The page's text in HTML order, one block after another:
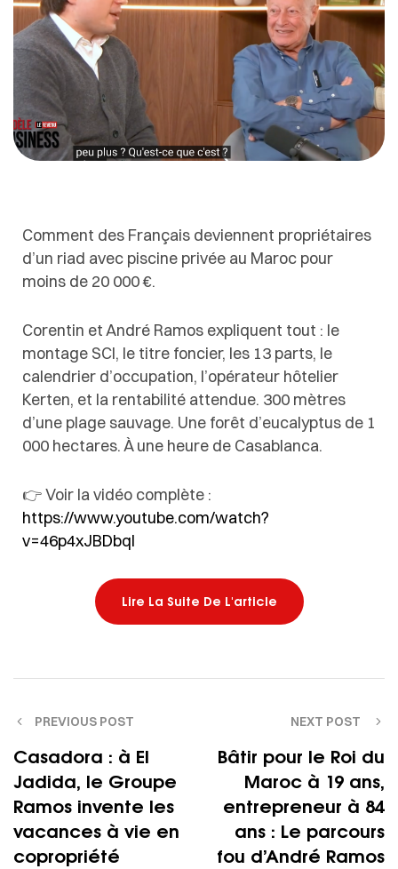
Comment des Français deviennent propriétaires
d’un riad avec piscine privée au Maroc pour
moins de 20 000 €.
Corentin et André Ramos expliquent tout : le
montage SCI, le titre foncier, les 13 parts, le
calendrier d’occupation, l’opérateur hôtelier
Kerten, et la rentabilité attendue. 300 mètres
d’une plage sauvage. Une forêt d’eucalyptus de 1
000 hectares. À une heure de Casablanca.
👉 Voir la vidéo complète :
https://www.youtube.com/watch?
v=46p4xJBDbqI
Lire La Suite De L'article
PREVIOUS POST
Casadora : à El
Jadida, le Groupe
Ramos invente les
vacances à vie en
copropriété
NEXT POST
Bâtir pour le Roi du
Maroc à 19 ans,
entrepreneur à 84
ans : Le parcours
fou d’André Ramos